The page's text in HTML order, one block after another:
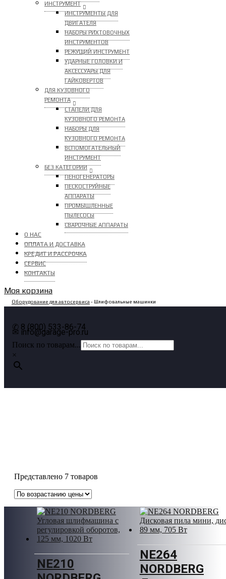
ИНСТРУМЕНТ
ИНСТРУМЕНТЫ ДЛЯ
ДВИГАТЕЛЯ
НАБОРЫ РИХТОВОЧНЫХ
ИНСТРУМЕНТОВ
РЕЖУЩИЙ ИНСТРУМЕНТ
УДАРНЫЕ ГОЛОВКИ И
АКСЕССУАРЫ ДЛЯ
ГАЙКОВЕРТОВ
ДЛЯ КУЗОВНОГО
РЕМОНТА
СТАПЕЛИ ДЛЯ
КУЗОВНОГО РЕМОНТА
НАБОРЫ ДЛЯ
КУЗОВНОГО РЕМОНТА
ВСПОМОГАТЕЛЬНЫЙ
ИНСТРУМЕНТ
БЕЗ КАТЕГОРИИ
ПЕНОГЕНЕРАТОРЫ
ПЕСКОСТРУЙНЫЕ
АППАРАТЫ
ПРОМЫШЛЕННЫЕ
ПЫЛЕСОСЫ
СВАРОЧНЫЕ АППАРАТЫ
О НАС
ОПЛАТА И ДОСТАВКА
КРЕДИТ И РАССРОЧКА
СЕРВИС
КОНТАКТЫ
Моя корзина
Оборудование для автосервиса - Шлифовальные машинки
✆ 8 (800) 533-86-74
✉ info@garage-pro.ru
Поиск по товарам...
×
Представлено 7 товаров
NE210
NE264
NORDBERG